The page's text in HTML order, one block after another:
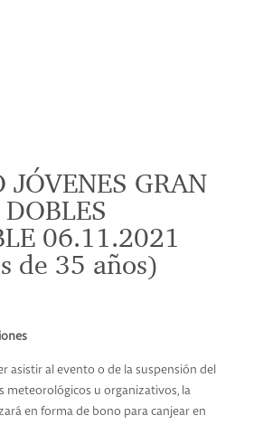
JÓVENES GRAN
06.11.2021
de 35 años)
asistir al evento o de la suspensión del
meteorológicos u organizativos, la
en forma de bono para canjear en